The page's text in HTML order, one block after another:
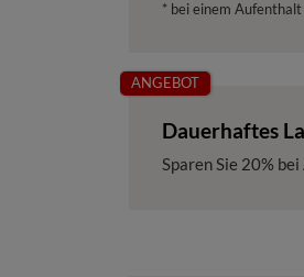
* bei einem
Dauerhaftes
Sparen Sie 20% bei
ANGEBOT